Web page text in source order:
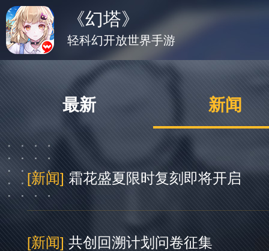
最新 新闻
[新闻]霜花盛夏限时复刻即将开启
[新闻] 共创回溯计划问卷征集
《幻塔》
轻科幻开放世界手游